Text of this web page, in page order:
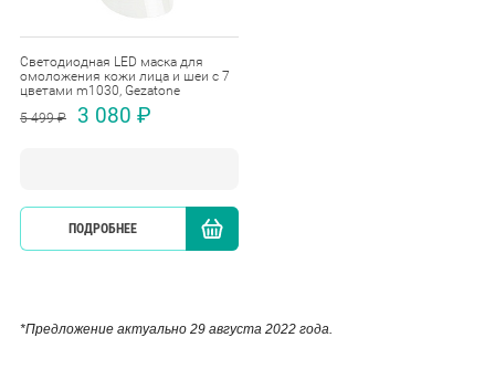
Светодиодная LED маска для
омоложения кожи лица и шеи с 7
цветами m1030, Gezatone
5 499 ₽
3 080 ₽
ПОДРОБНЕЕ
*Предложение актуально 29 августа 2022 года.